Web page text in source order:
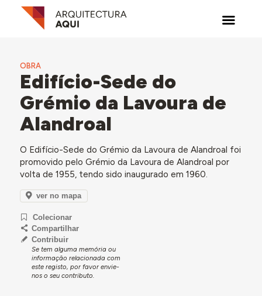
OBRA
Edifício-Sede do
Grémio da Lavoura de
Alandroal
O Edifício-Sede do Grémio da Lavoura de Alandroal foi
promovido pelo Grémio da Lavoura de Alandroal por
volta de 1955, tendo sido inaugurado em 1960.
ver no mapa
Colecionar
Compartilhar
Contribuir
Se tem alguma memória ou
informação relacionada com
este registo, por favor envie-
nos o seu contributo.